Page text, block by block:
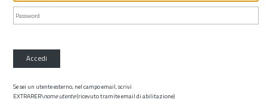
Accedi
Se sei un utente esterno, nel campo email, scrivi
EXTRARER\nome utente(ricevuto tramite email di abilitazione)